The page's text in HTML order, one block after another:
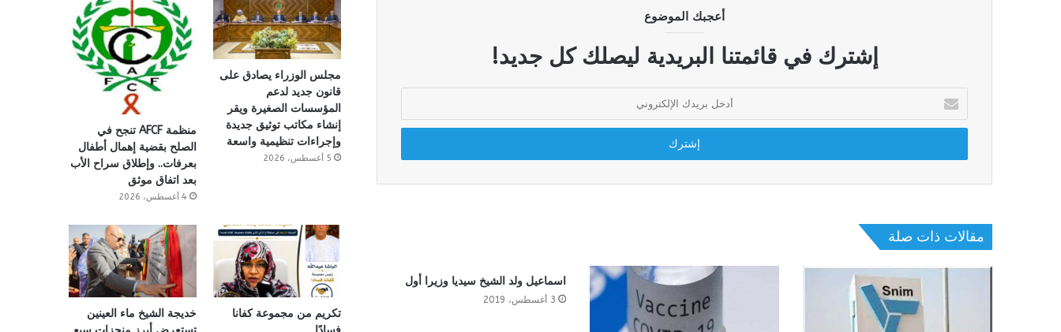
أعجبك الموضوع
إشترك في قائمتنا البريدية ليصلك كل جديد!
بريدك
الإلكتروني
مقالات ذات صلة
اسماعيل ولد الشيخ سيديا وزيرا أول
3 أغسطس، 2019
مجلس الوزراء يصادق على
قانون جديد لدعم
المؤسسات الصغيرة ويقر
إنشاء مكاتب توثيق جديدة
وإجراءات تنظيمية واسعة
5 أغسطس، 2026
منظمة AFCF تنجح في
الصلح بقضية إهمال أطفال
بعرفات.. وإطلاق سراح الأب
بعد اتفاق موثق
4 أغسطس، 2026
تكريم من مجموعة كفانا
خديجة الشيخ ماء العينين